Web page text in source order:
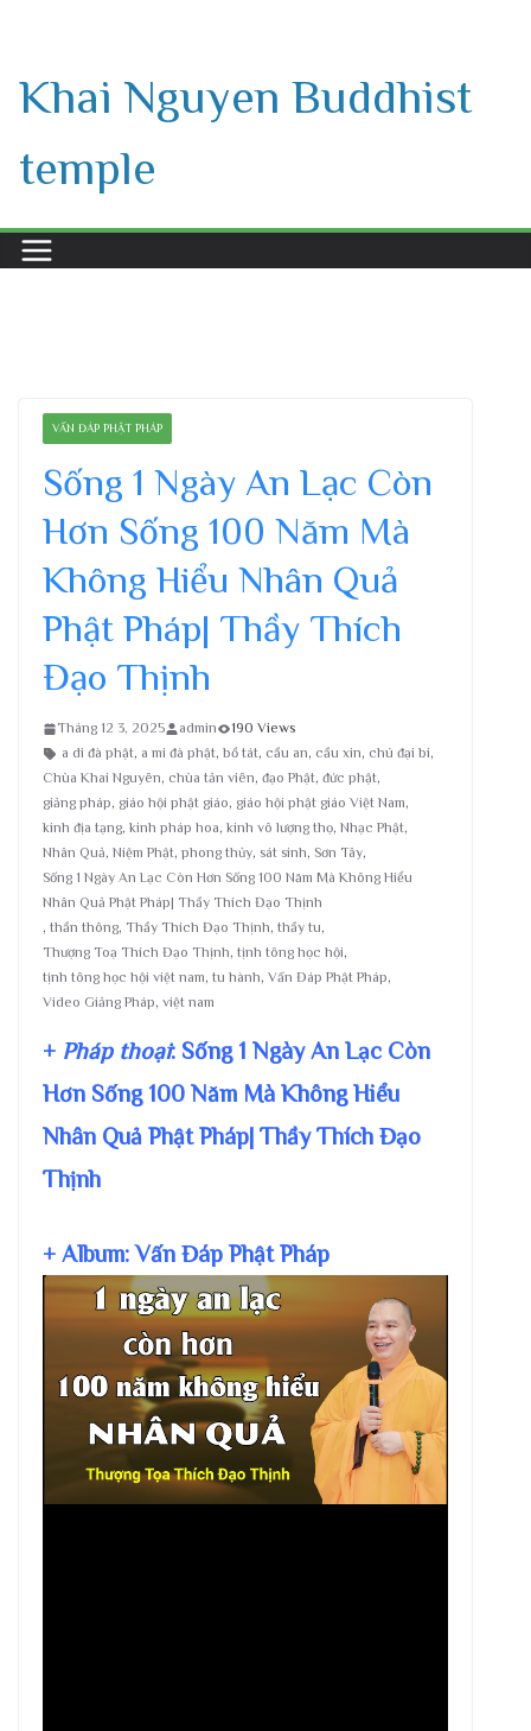
content
Khai Nguyen Buddhist
temple
VẤN ĐÁP PHẬT PHÁP
Sống 1 Ngày An Lạc Còn
Hơn Sống 100 Năm Mà
Không Hiểu Nhân Quả
Phật Pháp| Thầy Thích
Đạo Thịnh
Tháng 12 3, 2025 admin
190 Views
a di đà phật, a mi đà phật, bồ tát, cầu an, cầu xin, chú đại bi,
Chùa Khai Nguyên, chùa tản viên, đạo Phật, đức phật,
giảng pháp, giáo hội phật giáo, giáo hội phật giáo Việt Nam,
kinh địa tạng, kinh pháp hoa, kinh vô lượng thọ, Nhạc Phật,
Nhân Quả, Niệm Phật, phong thủy, sát sinh, Sơn Tây,
Sống 1 Ngày An Lạc Còn Hơn Sống 100 Năm Mà Không Hiểu
Nhân Quả Phật Pháp| Thầy Thích Đạo Thịnh
, thần thông, Thầy Thích Đạo Thịnh, thầy tu,
Thượng Toạ Thích Đạo Thịnh, tịnh tông học hội,
tịnh tông học hội việt nam, tu hành, Vấn Đáp Phật Pháp,
Video Giảng Pháp, việt nam
+ Pháp thoại: Sống 1 Ngày An Lạc Còn
Hơn Sống 100 Năm Mà Không Hiểu
Nhân Quả Phật Pháp| Thầy Thích Đạo
Thịnh
+ Album: Vấn Đáp Phật Pháp